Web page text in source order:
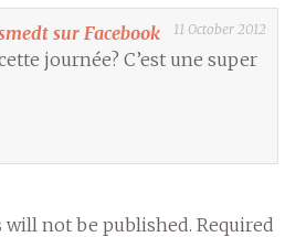
sur Facebook 11 October 2012
journée? C’est une super
will not be published. Required